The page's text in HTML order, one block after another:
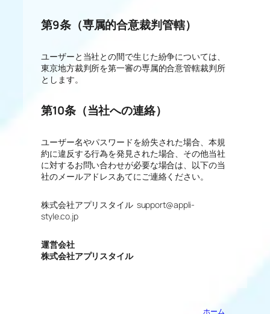
第9条（専属的合意裁判管轄）
ユーザーと当社との間で生じた紛争については、
東京地方裁判所を第一審の専属的合意管轄裁判所
とします。
第10条（当社への連絡）
ユーザー名やパスワードを紛失された場合、本規
約に違反する行為を発見された場合、その他当社
に対するお問い合わせが必要な場合は、以下の当
社のメールアドレスあてにご連絡ください。
株式会社アプリスタイル support@appli-
style.co.jp
運営会社
株式会社アプリスタイル
ホーム